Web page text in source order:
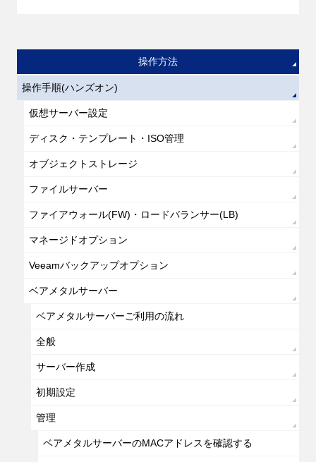
操作方法
操作手順(ハンズオン)
仮想サーバー設定
ディスク・テンプレート・ISO管理
オブジェクトストレージ
ファイルサーバー
ファイアウォール(FW)・ロードバランサー(LB)
マネージドオプション
Veeamバックアップオプション
ベアメタルサーバー
ベアメタルサーバーご利用の流れ
全般
サーバー作成
初期設定
管理
ベアメタルサーバーのMACアドレスを確認する